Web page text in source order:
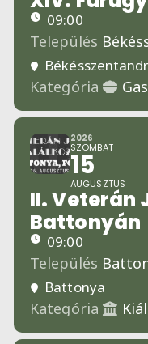
09:00
Település
Kategória
2026
SZOMBAT
15
AUGUSZTUS
II. Veterán
Battonyán
09:00
Település
Battonya
Kategória